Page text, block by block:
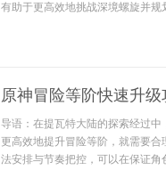
有助于更高效地挑战深境螺旋并
原神冒险等阶快速升
导语：在提瓦特大陆的探索经过
更高效地提升冒险等阶，就需要
法安排与节奏把控，可以在保证